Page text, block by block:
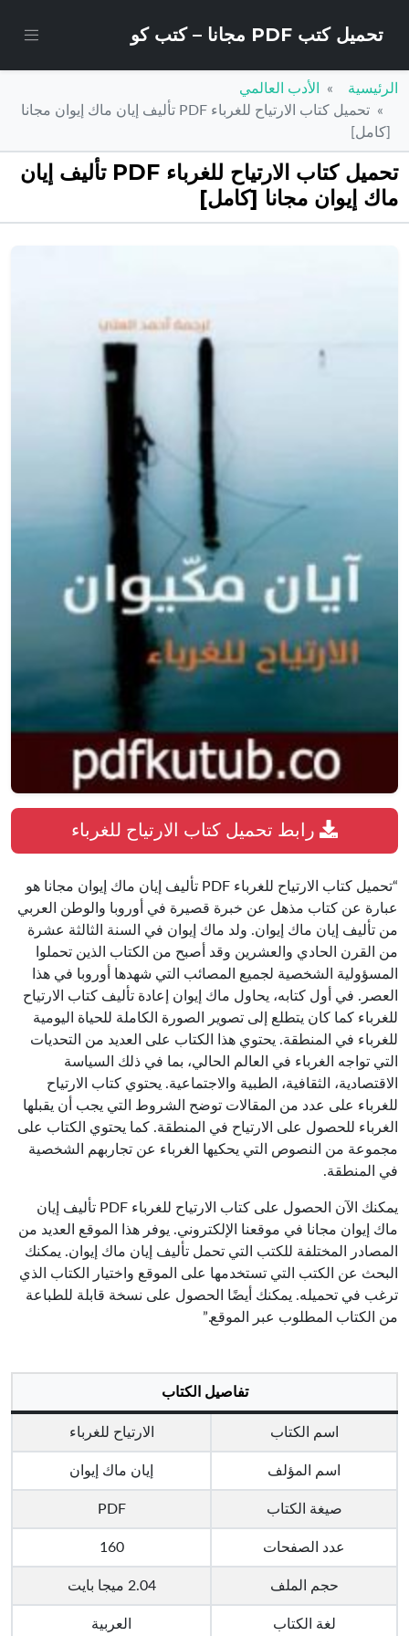
تحميل كتب PDF مجانا – كتب كو
الرئيسية
الأدب العالمي
تحميل كتاب الارتياح للغرباء PDF تأليف إيان ماك إيوان مجانا
[كامل]
تحميل كتاب الارتياح للغرباء PDF تأليف إيان
ماك إيوان مجانا [كامل]
“تحميل كتاب الارتياح للغرباء PDF تأليف إيان ماك إيوان مجانا هو
عبارة عن كتاب مذهل عن خبرة قصيرة في أوروبا والوطن العربي
من تأليف إيان ماك إيوان. ولد ماك إيوان في السنة الثالثة عشرة
من القرن الحادي والعشرين وقد أصبح من الكتاب الذين تحملوا
المسؤولية الشخصية لجميع المصائب التي شهدها أوروبا في هذا
العصر. في أول كتابه، يحاول ماك إيوان إعادة تأليف كتاب الارتياح
للغرباء كما كان يتطلع إلى تصوير الصورة الكاملة للحياة اليومية
للغرباء في المنطقة. يحتوي هذا الكتاب على العديد من التحديات
التي تواجه الغرباء في العالم الحالي، بما في ذلك السياسة
الاقتصادية، الثقافية، الطبية والاجتماعية. يحتوي كتاب الارتياح
للغرباء على عدد من المقالات توضح الشروط التي يجب أن يقبلها
الغرباء للحصول على الارتياح في المنطقة. كما يحتوي الكتاب على
مجموعة من النصوص التي يحكيها الغرباء عن تجاربهم الشخصية
في المنطقة.
يمكنك الآن الحصول على كتاب الارتياح للغرباء PDF تأليف إيان
ماك إيوان مجانا في موقعنا الإلكتروني. يوفر هذا الموقع العديد من
المصادر المختلفة للكتب التي تحمل تأليف إيان ماك إيوان. يمكنك
البحث عن الكتب التي تستخدمها على الموقع واختيار الكتاب الذي
ترغب في تحميله. يمكنك أيضًا الحصول على نسخة قابلة للطباعة
من الكتاب المطلوب عبر الموقع.”
تفاصيل الكتاب
اسم الكتاب الارتياح للغرباء
اسم المؤلف إيان ماك إيوان
صيغة الكتاب PDF
عدد الصفحات 160
حجم الملف 2.04 ميجا بايت
لغة الكتاب العربية